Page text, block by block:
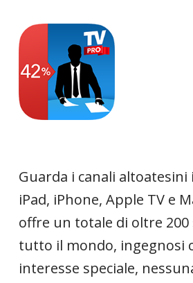
Guarda i canali
iPad, iPhone, Apple TV e
offre un totale di oltre 200
tutto il mondo, ingegnosi
interesse speciale,